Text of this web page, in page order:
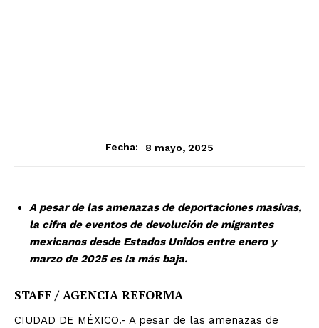
Fecha: 8 mayo, 2025
A pesar de las amenazas de deportaciones masivas,
la cifra de eventos de devolución de migrantes
mexicanos desde Estados Unidos entre enero y
marzo de 2025 es la más baja.
STAFF / AGENCIA REFORMA
CIUDAD DE MÉXICO.- A pesar de las amenazas de